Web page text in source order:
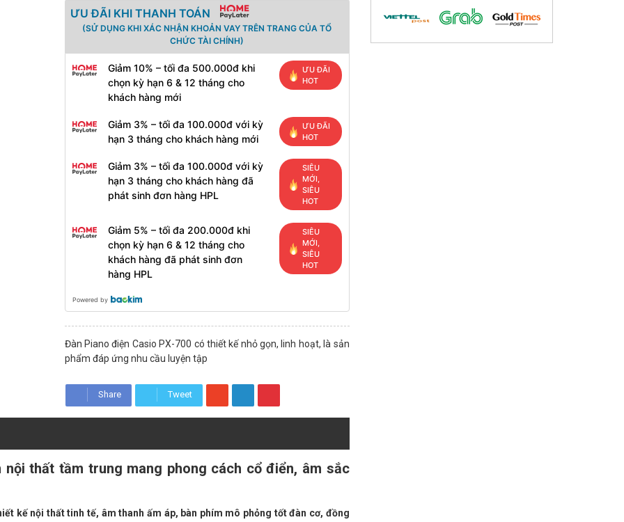
ƯU ĐÃI KHI THANH TOÁN
(SỬ DỤNG KHI XÁC NHẬN KHOẢN VAY TRÊN TRANG CỦA TỔ
CHỨC TÀI CHÍNH)
Giảm 10% – tối đa 500.000đ khi
chọn kỳ hạn 6 & 12 tháng cho
khách hàng mới
ƯU ĐÃI
HOT
Giảm 3% – tối đa 100.000đ với kỳ
hạn 3 tháng cho khách hàng mới
ƯU ĐÃI
HOT
Giảm 3% – tối đa 100.000đ với kỳ
hạn 3 tháng cho khách hàng đã
phát sinh đơn hàng HPL
SIÊU
MỚI,
SIÊU
HOT
Giảm 5% – tối đa 200.000đ khi
chọn kỳ hạn 6 & 12 tháng cho
khách hàng đã phát sinh đơn
hàng HPL
SIÊU
MỚI,
SIÊU
HOT
Powered by
Đàn Piano điện Casio PX-700 có thiết kế nhỏ gọn, linh hoạt, là sản
phẩm đáp ứng nhu cầu luyện tập
Share Tweet
thất tầm trung mang phong cách cổ điển, âm sắc
kế nội thất tinh tế, âm thanh ấm áp, bàn phím mô phỏng tốt đàn cơ, đồng